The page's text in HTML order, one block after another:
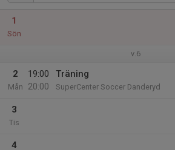
1
Sön
v.6
2
Mån
19:00
20:00
Träning
SuperCenter Soccer Danderyd
3
Tis
4